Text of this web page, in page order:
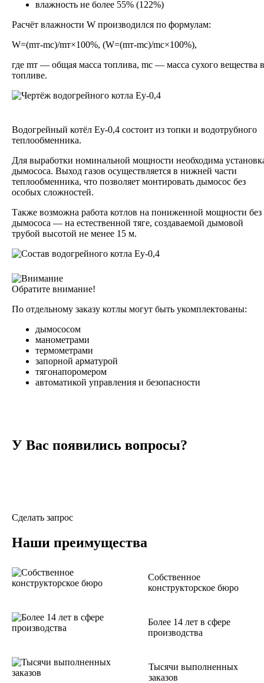
влажность не более 55% (122%)
Расчёт влажности W производился по формулам:
W=(mт-mс)/mт×100%, (W=(mт-mс)/mс×100%),
где mт — общая масса топлива, mс — масса сухого вещества в
топливе.
Водогрейный котёл Еу-0,4 состоит из топки и водотрубного
теплообменника.
Для выработки номинальной мощности необходима
дымососа. Выход газов осуществляется в нижней части
теплообменника, что позволяет монтировать дымосос без
особых сложностей.
Также возможна работа котлов на пониженной мощности без
дымососа — на естественной тяге, создаваемой дымовой
трубой высотой не менее 15 м.
Обратите внимание!
По отдельному заказу котлы могут быть укомплектованы:
дымососом
манометрами
термометрами
запорной арматурой
тягонапоромером
автоматикой управления и безопасности
У Вас появились вопросы?
Сделать запрос
Наши преимущества
Собственное
конструкторское бюро
Более 14 лет в сфере
производства
Тысячи выполненных
заказов